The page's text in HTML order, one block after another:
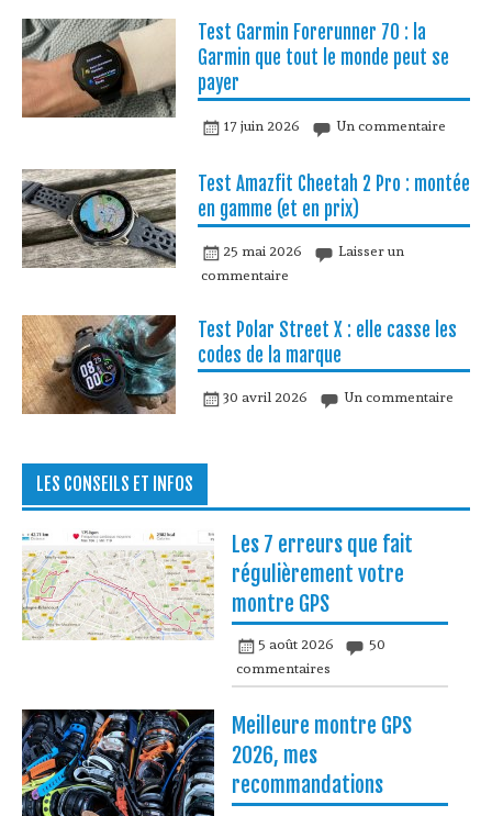
Test Garmin Forerunner 70 : la
Garmin que tout le monde peut se
payer
17 juin 2026 Un commentaire
Test Amazfit Cheetah 2 Pro : montée
en gamme (et en prix)
25 mai 2026
Laisser un
commentaire
Test Polar Street X : elle casse les
codes de la marque
30 avril 2026 Un commentaire
LES CONSEILS ET INFOS
Les 7 erreurs que fait
régulièrement votre
montre GPS
5 août 2026
50
commentaires
Meilleure montre GPS
2026, mes
recommandations